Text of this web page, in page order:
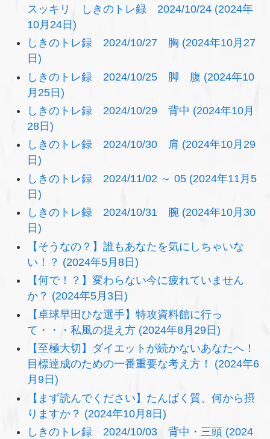
スッキリ しきのトレ録 2024/10/24 (2024年
10月24日)
しきのトレ録 2024/10/27 胸 (2024年10月27
日)
しきのトレ録 2024/10/25 脚 腹 (2024年10
月25日)
しきのトレ録 2024/10/29 背中 (2024年10月
28日)
しきのトレ録 2024/10/30 肩 (2024年10月29
日)
しきのトレ録 2024/11/02 ～ 05 (2024年11月5
日)
しきのトレ録 2024/10/31 腕 (2024年10月30
日)
【そうなの？】誰もあなたを気にしちゃいな
い！？ (2024年5月8日)
【何で！？】変わらない今に疲れていません
か？ (2024年5月3日)
【卓球早田ひな選手】特攻資料館に行っ
て・・・私風の捉え方 (2024年8月29日)
【至極大切】ダイエットが続かないあなたへ！
目標達成のための一番重要な考え方！ (2024年6
月9日)
【まず読んでください】たんぱく質、何から摂
りますか？ (2024年10月8日)
しきのトレ録 2024/10/03 背中・三頭 (2024